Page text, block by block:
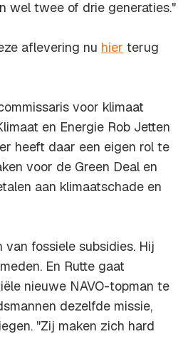
wel twee of drie generaties."
aflevering nu hier terug
voor klimaat
en Energie Rob Jetten
heeft daar een eigen rol te
voor de Green Deal en
aan klimaatschade en
fossiele subsidies. Hij
En Rutte gaat
nieuwe NAVO-topman te
dezelfde missie,
"Zij maken zich hard